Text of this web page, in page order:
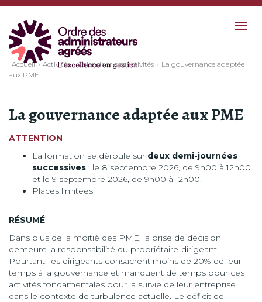
Accueil Activités Calendrier des activités
La gouvernance adaptée
aux PME
La gouvernance adaptée aux PME
ATTENTION
La formation se déroule sur deux demi-journées
successives : le 8 septembre 2026, de 9h00 à 12h00
et le 9 septembre 2026, de 9h00 à 12h00.
Places limitées
RÉSUMÉ
Dans plus de la moitié des PME, la prise de décision
demeure la responsabilité du propriétaire-dirigeant.
Pourtant, les dirigeants consacrent moins de 20% de leur
temps à la gouvernance et manquent de temps pour ces
activités fondamentales pour la survie de leur entreprise
dans le contexte de turbulence actuelle. Le déficit de